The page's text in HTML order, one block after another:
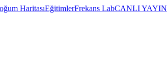
HaritasıEğitimlerFrekans LabCANLI YAYIN